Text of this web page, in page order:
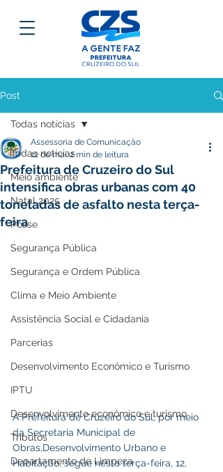
Post
Todas notícias
Meio ambiente
Natal 2025
Posse
Segurança Pública
Segurança e Ordem Pública
Clima e Meio Ambiente
Assistência Social e Cidadania
Parcerias
Desenvolvimento Econômico e Turismo
IPTU
Desenvolvimento econômico e turismo
Tributos
Departamento de Limpeza
Todas notícias
Prefeitura de Cruzeiro do Sul
intensifica obras urbanas com 40
toneladas de asfalto nesta terça-
feira
Assessoria de Comunicação
12 de mai.2 min de leitura
A Prefeitura de Cruzeiro do Sul, por meio
da Secretaria Municipal de
Obras,Desenvolvimento Urbano e
Habitação, segue nesta terça-feira, 12,